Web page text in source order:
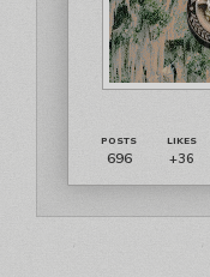
696 +36